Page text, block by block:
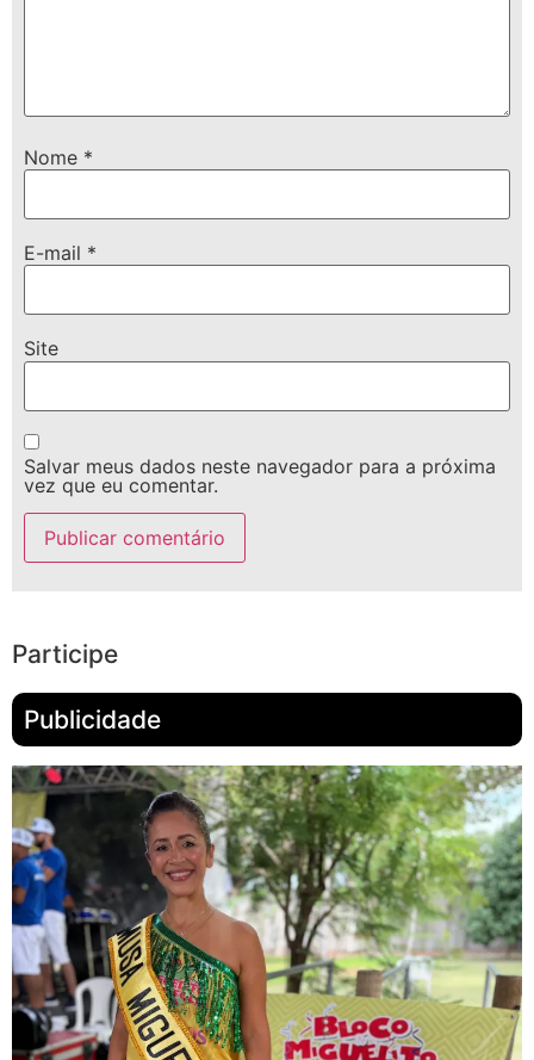
Nome *
E-mail *
Site
Salvar meus dados neste navegador para a próxima
vez que eu comentar.
Participe
Publicidade